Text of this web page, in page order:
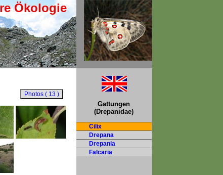
Ökologie
Gattungen
(Drepanidae)
Cilix
Drepana
Drepania
Falcaria